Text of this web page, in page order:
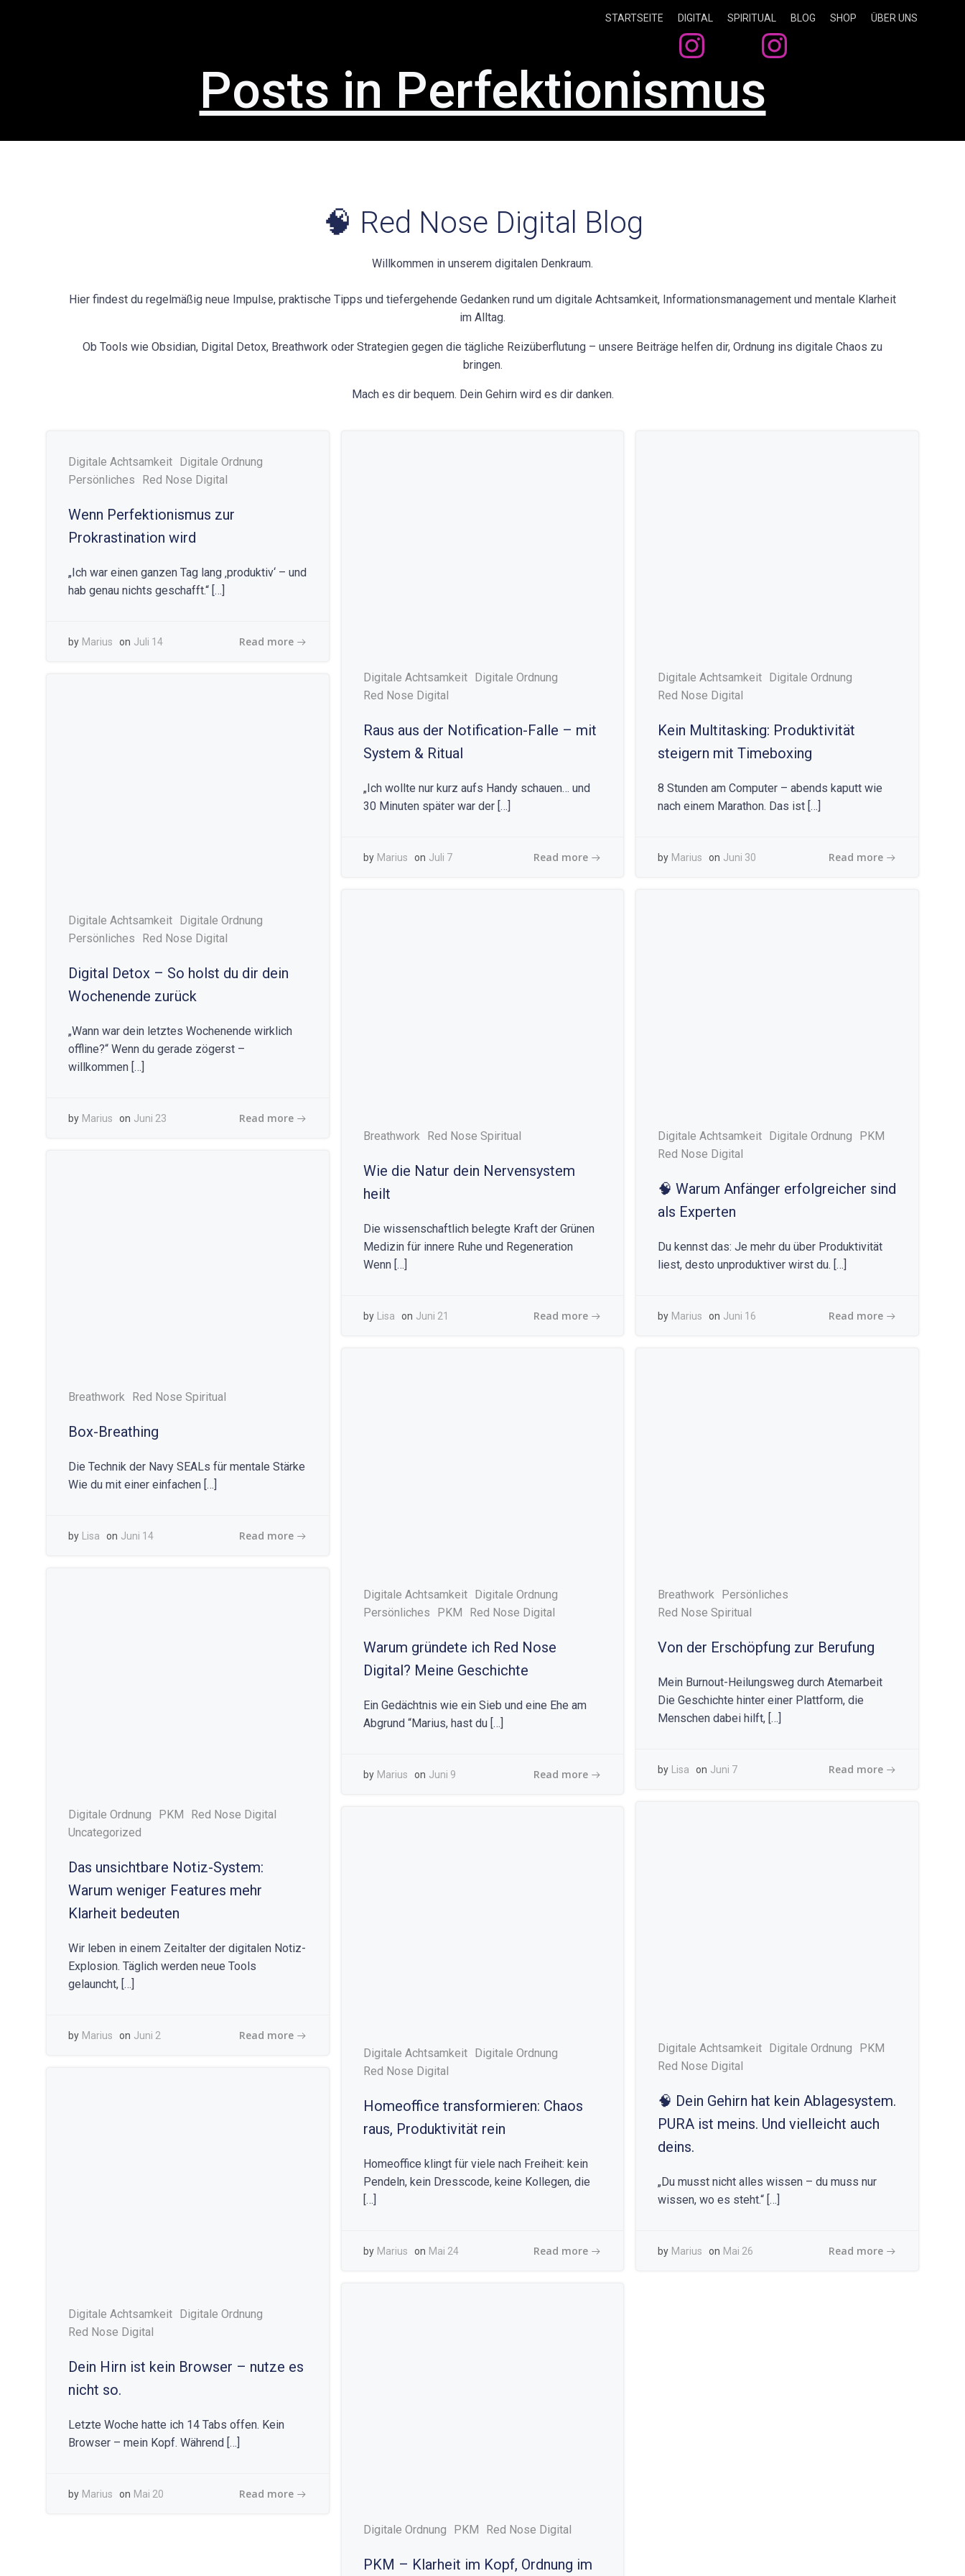
STARTSEITE DIGITAL SPIRITUAL BLOG SHOP ÜBER UNS
Posts in Perfektionismus
🧠 Red Nose Digital Blog
Willkommen in unserem digitalen Denkraum.
Hier findest du regelmäßig neue Impulse, praktische Tipps und tiefergehende Gedanken rund um digitale Achtsamkeit, Informationsmanagement und mentale Klarheit
im Alltag.
Ob Tools wie Obsidian, Digital Detox, Breathwork oder Strategien gegen die tägliche Reizüberflutung – unsere Beiträge helfen dir, Ordnung ins digitale Chaos zu
bringen.
Mach es dir bequem. Dein Gehirn wird es dir danken.
Digitale Achtsamkeit Digitale Ordnung
Persönliches
Red Nose Digital
Wenn Perfektionismus zur
Prokrastination wird
„Ich war einen ganzen Tag lang ‚produktiv‘ – und
hab genau nichts geschafft.“ […]
by Marius on Juli 14 Read more
Digitale Achtsamkeit Digitale Ordnung
Red Nose Digital
Raus aus der Notification-Falle – mit
System & Ritual
„Ich wollte nur kurz aufs Handy schauen… und
30 Minuten später war der […]
by Marius on Juli 7 Read more
Digitale Achtsamkeit Digitale Ordnung
Red Nose Digital
Kein Multitasking: Produktivität
steigern mit Timeboxing
8 Stunden am Computer – abends kaputt wie
nach einem Marathon. Das ist […]
by Marius on Juni 30 Read more
Digitale Achtsamkeit Digitale Ordnung
Persönliches
Red Nose Digital
Digital Detox – So holst du dir dein
Wochenende zurück
„Wann war dein letztes Wochenende wirklich
offline?“ Wenn du gerade zögerst –
willkommen […]
by Marius on Juni 23
Read more
Breathwork Red Nose Spiritual
Wie die Natur dein Nervensystem
heilt
Die wissenschaftlich belegte Kraft der Grünen
Medizin für innere Ruhe und Regeneration
Wenn […]
by Lisa on Juni 21 Read more
Digitale Achtsamkeit Digitale Ordnung
PKM
Red Nose Digital
🧠 Warum Anfänger erfolgreicher sind
als Experten
Du kennst das: Je mehr du über Produktivität
liest, desto unproduktiver wirst du. […]
by Marius on Juni 16 Read more
Breathwork Red Nose Spiritual
Box-Breathing
Die Technik der Navy SEALs für mentale Stärke
Wie du mit einer einfachen […]
by Lisa on Juni 14 Read more
Digitale Achtsamkeit Digitale Ordnung
Persönliches
PKM Red Nose Digital
Warum gründete ich Red Nose
Digital? Meine Geschichte
Ein Gedächtnis wie ein Sieb und eine Ehe am
Abgrund “Marius, hast du […]
by Marius on Juni 9 Read more
Breathwork Persönliches
Red Nose Spiritual
Von der Erschöpfung zur Berufung
Mein Burnout-Heilungsweg durch Atemarbeit
Die Geschichte hinter einer Plattform, die
Menschen dabei hilft, […]
by Lisa on Juni 7 Read more
Digitale Ordnung PKM
Red Nose Digital
Uncategorized
Das unsichtbare Notiz-System:
Warum weniger Features mehr
Klarheit bedeuten
Wir leben in einem Zeitalter der digitalen Notiz-
Explosion. Täglich werden neue Tools
gelauncht, […]
by Marius on Juni 2
Read more
Digitale Achtsamkeit Digitale Ordnung
PKM
Red Nose Digital
🧠 Dein Gehirn hat kein Ablagesystem.
PURA ist meins. Und vielleicht auch
deins.
„Du musst nicht alles wissen – du muss nur
wissen, wo es steht.“ […]
by Marius on Mai 26 Read more
Digitale Achtsamkeit Digitale Ordnung
Red Nose Digital
Homeoffice transformieren: Chaos
raus, Produktivität rein
Homeoffice klingt für viele nach Freiheit: kein
Pendeln, kein Dresscode, keine Kollegen, die
[…]
by Marius on Mai 24 Read more
Digitale Achtsamkeit Digitale Ordnung
Red Nose Digital
Dein Hirn ist kein Browser – nutze es
nicht so.
Letzte Woche hatte ich 14 Tabs offen. Kein
Browser – mein Kopf. Während […]
by Marius on Mai 20 Read more
Digitale Ordnung PKM Red Nose Digital
PKM – Klarheit im Kopf, Ordnung im